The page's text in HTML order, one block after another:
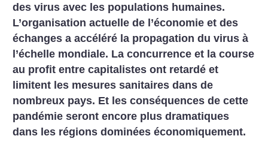
des virus avec les populations humaines.
L’organisation actuelle de l’économie et des
échanges a accéléré la propagation du virus à
l’échelle mondiale. La concurrence et la course
au profit entre capitalistes ont retardé et
limitent les mesures sanitaires dans de
nombreux pays. Et les conséquences de cette
pandémie seront encore plus dramatiques
dans les régions dominées économiquement.